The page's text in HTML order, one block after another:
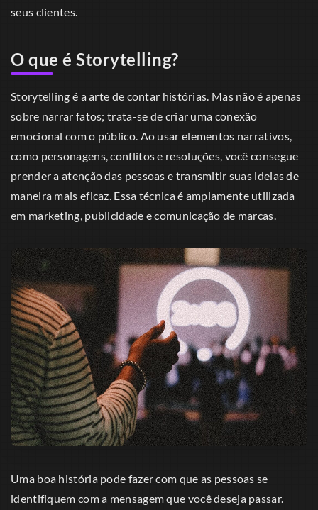
seus clientes.
O que é Storytelling?
Storytelling é a arte de contar histórias. Mas não é apenas
sobre narrar fatos; trata-se de criar uma conexão
emocional com o público. Ao usar elementos narrativos,
como personagens, conflitos e resoluções, você consegue
prender a atenção das pessoas e transmitir suas ideias de
maneira mais eficaz. Essa técnica é amplamente utilizada
em marketing, publicidade e comunicação de marcas.
Uma boa história pode fazer com que as pessoas se
identifiquem com a mensagem que você deseja passar.